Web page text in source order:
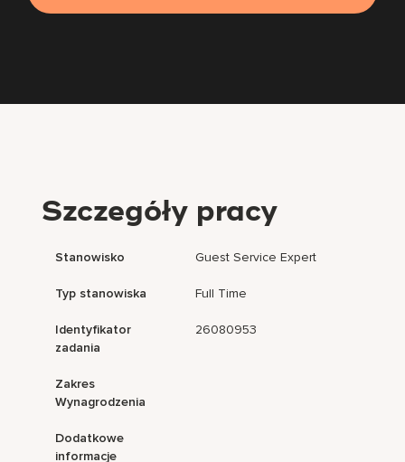
Szczegóły pracy
Stanowisko Guest Service Expert
Typ stanowiska Full Time
Identyfikator
zadania
26080953
Zakres
Wynagrodzenia
Dodatkowe
informacje